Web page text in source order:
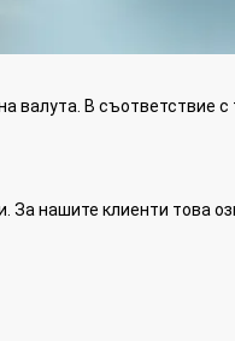
валута. В съответствие
За нашите клиенти това